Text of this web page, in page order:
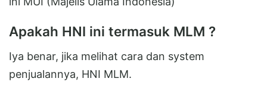
Apakah HNI ini termasuk MLM ?
Iya benar, jika melihat cara dan system
penjualannya, HNI MLM.